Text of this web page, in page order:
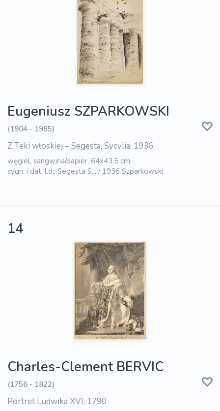
Eugeniusz SZPARKOWSKI
(1904 - 1985)
Z Teki włoskiej – Segesta, Sycylia, 1936
węgiel, sangwina/papier, 64x43,5 cm,
sygn. i dat. l.d.: Segesta S... / 1936 Szparkowski
14
Charles-Clement BERVIC
(1756 - 1822)
Portret Ludwika XVI, 1790